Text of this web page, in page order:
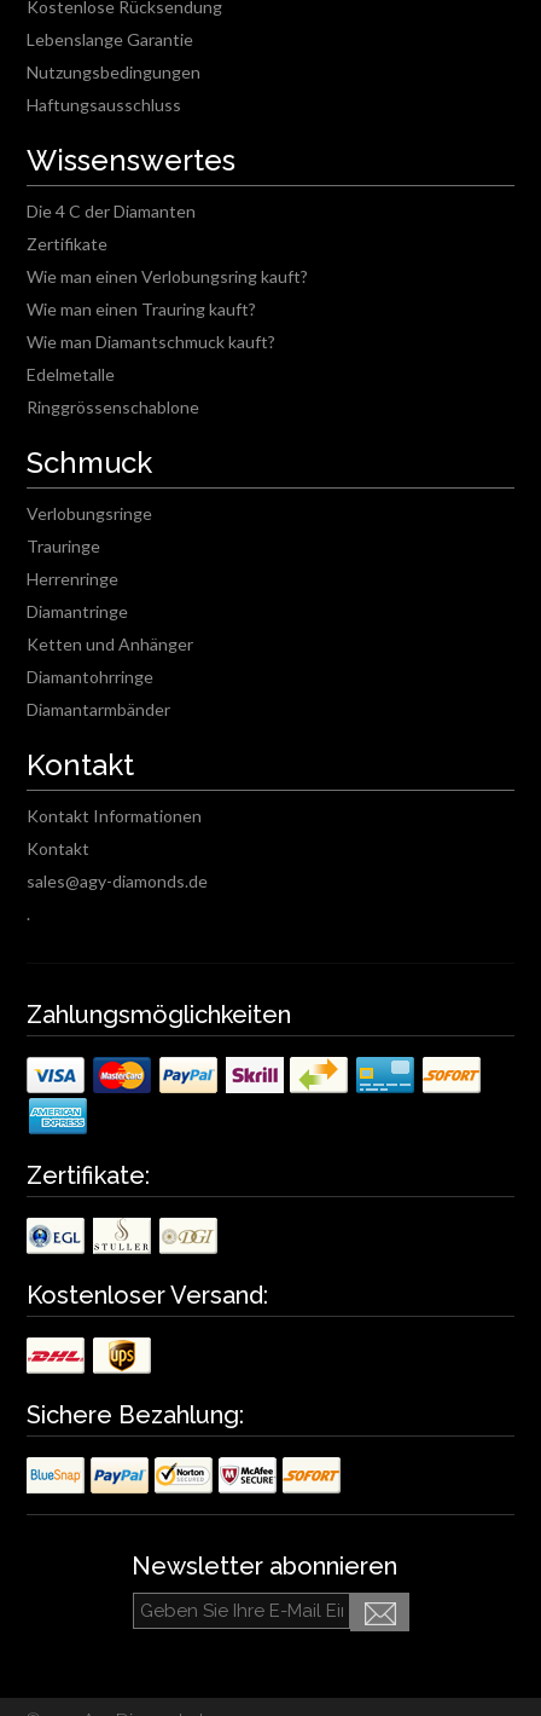
Kostenlose Rücksendung
Lebenslange Garantie
Nutzungsbedingungen
Haftungsausschluss
Wissenswertes
Die 4 C der Diamanten
Zertifikate
Wie man einen Verlobungsring kauft?
Wie man einen Trauring kauft?
Wie man Diamantschmuck kauft?
Edelmetalle
Ringgrössenschablone
Schmuck
Verlobungsringe
Trauringe
Herrenringe
Diamantringe
Ketten und Anhänger
Diamantohrringe
Diamantarmbänder
Kontakt
Kontakt Informationen
Kontakt
sales@agy-diamonds.de
.
Zahlungsmöglichkeiten
Zertifikate:
Kostenloser Versand:
Sichere Bezahlung:
Newsletter abonnieren